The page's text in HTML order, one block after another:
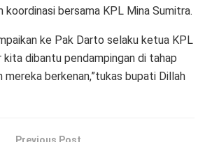
koordinasi bersama KPL Mina Sumitra.
ke Pak Darto selaku ketua KPL
kita dibantu pendampingan di tahap
mereka berkenan,”tukas bupati Dillah
Previous Post